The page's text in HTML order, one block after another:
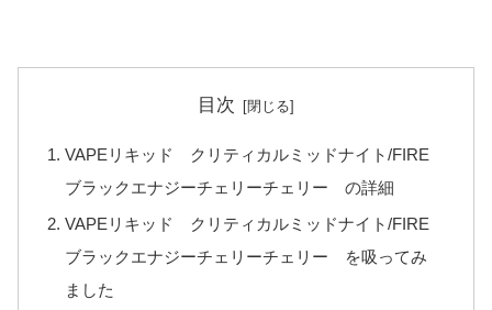
目次
VAPEリキッド クリティカルミッドナイト/FIRE
ブラックエナジーチェリーチェリー の詳細
VAPEリキッド クリティカルミッドナイト/FIRE
ブラックエナジーチェリーチェリー を吸ってみ
ました